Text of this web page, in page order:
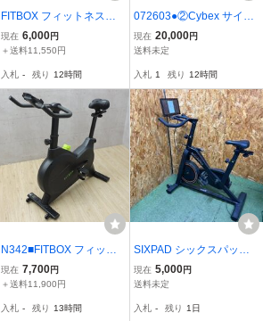
FITBOX フィットネスバ
イク FBX-002W_01 ホワ
イト色 FITBOX エアロバ
サイズ用品【長野発】
現在 6,000円
＋送料11,550円
入札 - 残り 12時間
072603●②Cybex サイベ
ックス 625R リカンベン
トバイク 電源不要 アメリ
運動 トレーニングマシン
●
現在 20,000円
送料未定
入札 1 残り 12時間
N342■FITBOX フィット
ボックス■フィットネスバ
イク FBX-001B_01■家庭
イズ用品
現在 7,700円
＋送料11,900円
入札 - 残り 13時間
SIXPAD シックスパッド
エアロバイク TRAING GE
AR The Bike 有酸素運動
現在 5,000円
送料未定
入札 - 残り 1日